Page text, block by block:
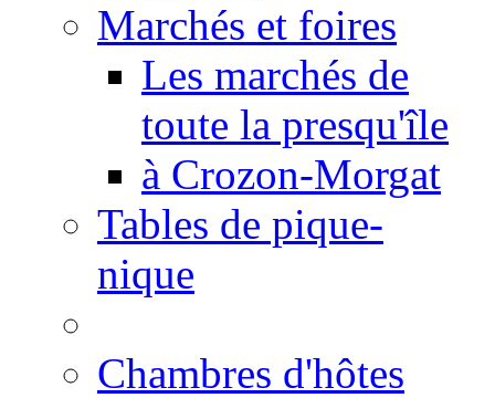
Marchés et foires
Les marchés de
toute la presqu'île
à Crozon-Morgat
Tables de pique-
nique
Chambres d'hôtes